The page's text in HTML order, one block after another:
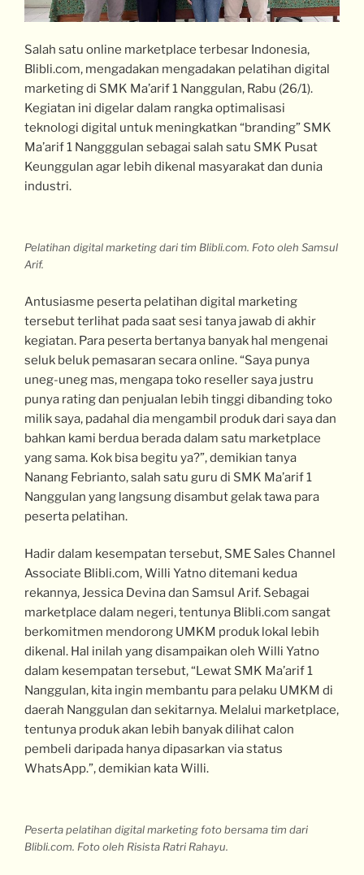
Salah satu online marketplace terbesar Indonesia,
Blibli.com, mengadakan mengadakan pelatihan digital
marketing di SMK Ma’arif 1 Nanggulan, Rabu (26/1).
Kegiatan ini digelar dalam rangka optimalisasi
teknologi digital untuk meningkatkan “branding” SMK
Ma’arif 1 Nangggulan sebagai salah satu SMK Pusat
Keunggulan agar lebih dikenal masyarakat dan dunia
industri.
Pelatihan digital marketing dari tim Blibli.com. Foto oleh Samsul
Arif.
Antusiasme peserta pelatihan digital marketing
tersebut terlihat pada saat sesi tanya jawab di akhir
kegiatan. Para peserta bertanya banyak hal mengenai
seluk beluk pemasaran secara online. “Saya punya
uneg-uneg mas, mengapa toko reseller saya justru
punya rating dan penjualan lebih tinggi dibanding toko
milik saya, padahal dia mengambil produk dari saya dan
bahkan kami berdua berada dalam satu marketplace
yang sama. Kok bisa begitu ya?”, demikian tanya
Nanang Febrianto, salah satu guru di SMK Ma’arif 1
Nanggulan yang langsung disambut gelak tawa para
peserta pelatihan.
Hadir dalam kesempatan tersebut, SME Sales Channel
Associate Blibli.com, Willi Yatno ditemani kedua
rekannya, Jessica Devina dan Samsul Arif. Sebagai
marketplace dalam negeri, tentunya Blibli.com sangat
berkomitmen mendorong UMKM produk lokal lebih
dikenal. Hal inilah yang disampaikan oleh Willi Yatno
dalam kesempatan tersebut, “Lewat SMK Ma’arif 1
Nanggulan, kita ingin membantu para pelaku UMKM di
daerah Nanggulan dan sekitarnya. Melalui marketplace,
tentunya produk akan lebih banyak dilihat calon
pembeli daripada hanya dipasarkan via status
WhatsApp.”, demikian kata Willi.
Peserta pelatihan digital marketing foto bersama tim dari
Blibli.com. Foto oleh Risista Ratri Rahayu.